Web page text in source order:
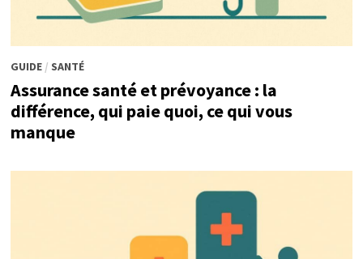
GUIDE/ SANTÉ
Assurance santé et prévoyance : la
différence, qui paie quoi, ce qui vous
manque